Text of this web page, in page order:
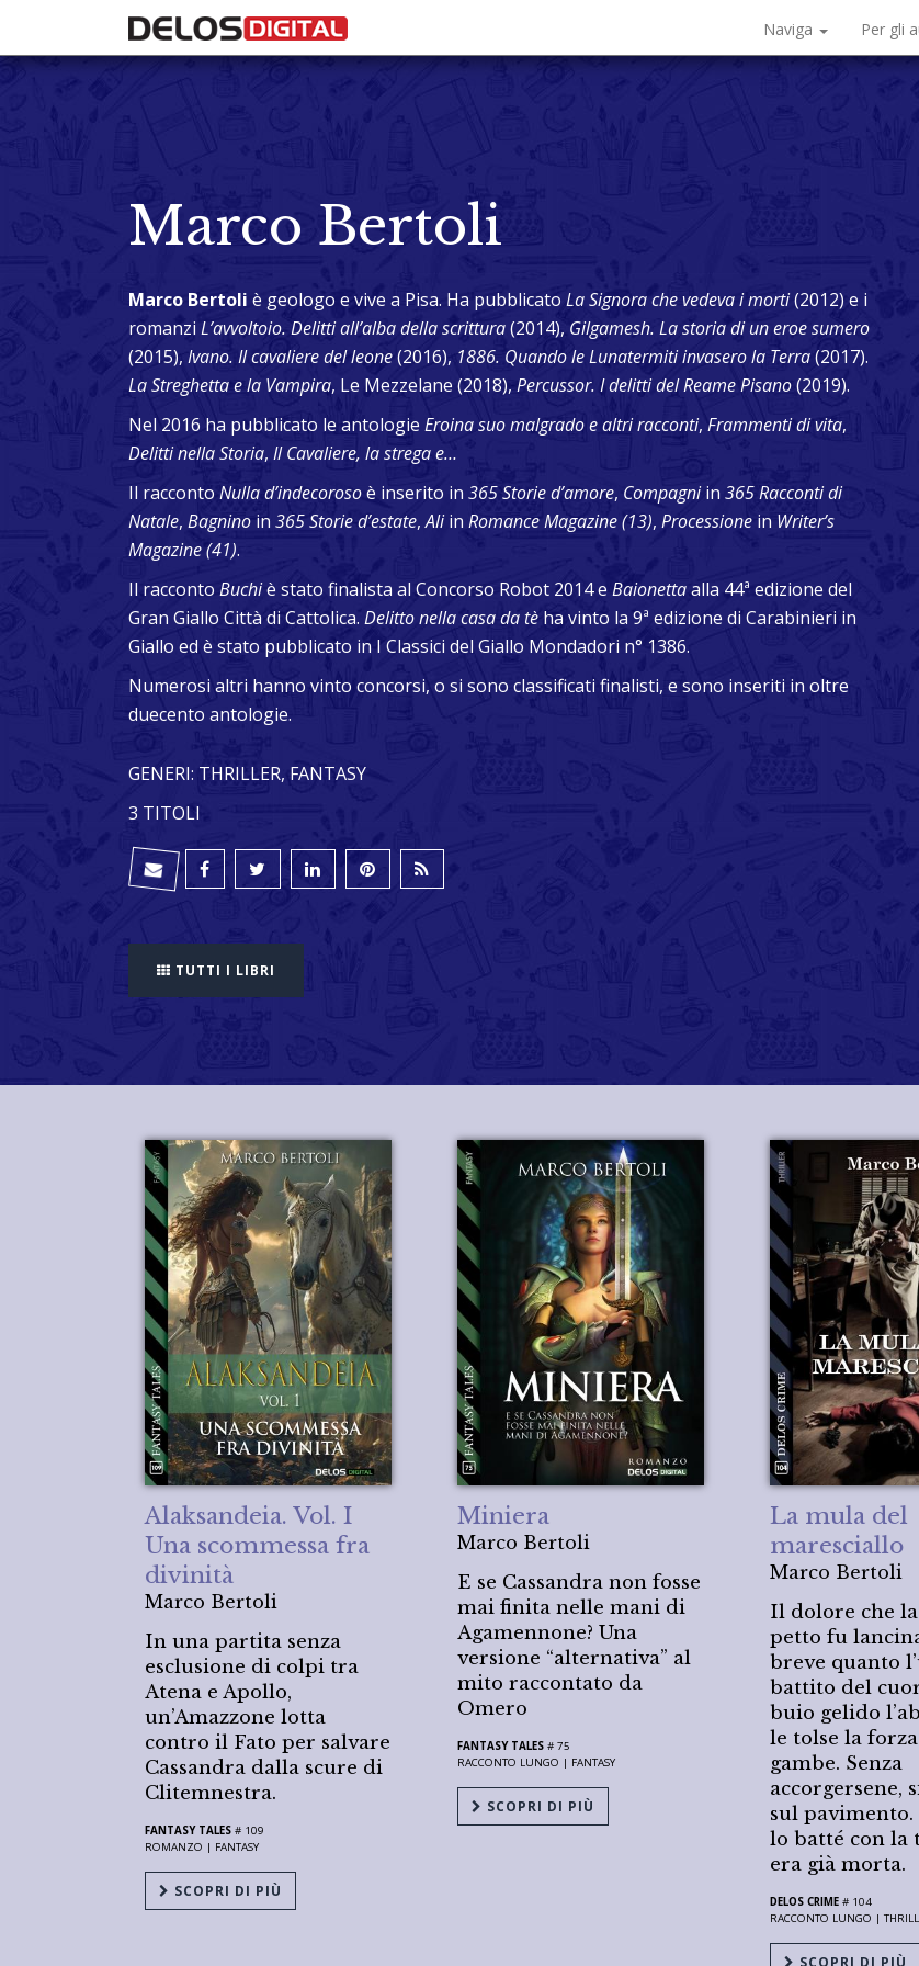
Naviga Per gli
Marco Bertoli
Marco Bertoli è geologo e vive a Pisa. Ha pubblicato La Signora che vedeva i morti(2012) e i
romanzi L’avvoltoio. Delitti all’alba della scrittura(2014), Gilgamesh. La storia di un eroe sumero
(2015), Ivano. Il cavaliere del leone(2016), 1886. Quando le Lunatermiti invasero la Terra(2017).
La Streghetta e la Vampira, Le Mezzelane (2018), Percussor. I delitti del Reame Pisano(2019).
Nel 2016 ha pubblicato le antologie Eroina suo malgrado e altri racconti, Frammenti di vita,
Delitti nella Storia, Il Cavaliere, la strega e…
Il racconto Nulla d’indecorosoè inserito in 365 Storie d’amore, Compagniin 365 Racconti di
Natale, Bagnino in 365 Storie d’estate,Aliin Romance Magazine (13), Processione in Writer’s
Magazine (41).
Il racconto Buchiè stato finalista al Concorso Robot 2014 eBaionettaalla 44ª edizione del
Gran Giallo Città di Cattolica. Delitto nella casa da tè ha vinto la 9ª edizione di Carabinieri in
Giallo ed è stato pubblicato in I Classici del Giallo Mondadori n° 1386.
Numerosi altri hanno vinto concorsi, o si sono classificati finalisti, e sono inseriti in oltre
duecento antologie.
GENERI: THRILLER, FANTASY
3 TITOLI
TUTTI I LIBRI
Alaksandeia. Vol. I
Una scommessa fra
divinità
Marco Bertoli
In una partita senza
esclusione di colpi tra
Atena e Apollo,
un’Amazzone lotta
contro il Fato per salvare
Cassandra dalla scure di
Clitemnestra.
FANTASY TALES # 109
ROMANZO | FANTASY
SCOPRI DI PIÙ
Miniera
Marco Bertoli
E se Cassandra non fosse
mai finita nelle mani di
Agamennone? Una
versione “alternativa” al
mito raccontato da
Omero
FANTASY TALES # 75
RACCONTO LUNGO | FANTASY
SCOPRI DI PIÙ
La mula del
maresciallo
Marco Bertoli
Il dolore che
petto fu
breve quanto
battito del
buio gelido
le tolse la
gambe. Senza
accorgersene,
sul pavimento.
lo batté con la
era già morta.
DELOS CRIME # 104
RACCONTO LUNGO |
SCOPRI DI PIÙ